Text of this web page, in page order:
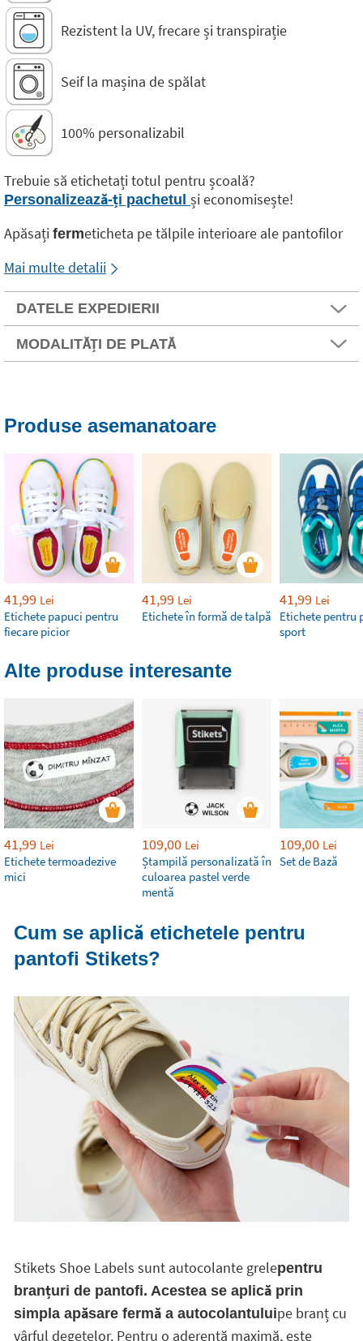
Rezistent la UV, frecare și transpirație
Seif la mașina de spălat
100% personalizabil
Trebuie să etichetați totul pentru școală?
Personalizează-ți pachetul și economisește!
Apăsați fermeticheta pe tălpile interioare ale pantofilor
Mai multe detalii
DATELE EXPEDIERII
MODALITĂȚI DE PLATĂ
Produse asemanatoare
41,99 Lei
Etichete papuci pentru
fiecare picior
41,99 Lei
Etichete în formă de talpă
41,99 Lei
Etichete pentru
sport
Alte produse interesante
41,99 Lei
Etichete termoadezive
mici
109,00 Lei
Ștampilă personalizată în
culoarea pastel verde
mentă
109,00 Lei
Set de Bază
Cum se aplică etichetele pentru
pantofi Stikets?
Stikets Shoe Labels sunt autocolante grelepentru
branțuri de pantofi. Acestea se aplică prin
simpla apăsare fermă a autocolantuluipe branț cu
vârful degetelor. Pentru o aderență maximă, este